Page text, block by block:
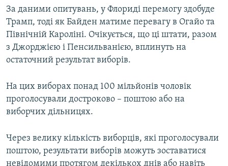
За даними опитувань, у Флориді перемогу здобуде
Трамп, тоді як Байден матиме перевагу в Огайо та
Північній Кароліні. Очікується, що ці штати, разом
з Джорджією і Пенсильванією, вплинуть на
остаточний результат виборів.
На цих виборах понад 100 мільйонів чоловік
проголосували достроково – поштою або на
виборчих дільницях.
Через велику кількість виборців, які проголосували
поштою, результати виборів можуть зоставатися
невідомими протягом декількох днів або навіть